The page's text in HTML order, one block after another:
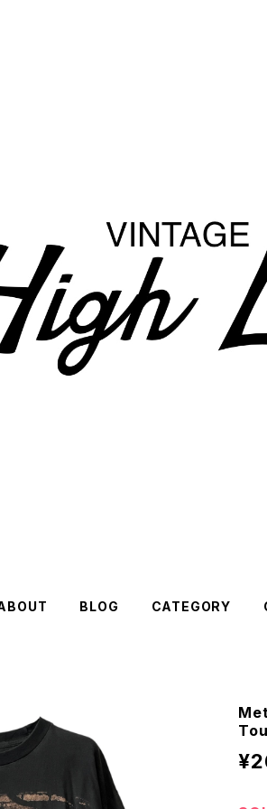
BLOG CATEGORY